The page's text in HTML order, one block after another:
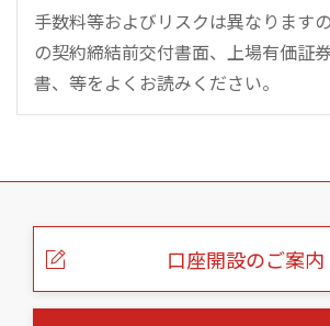
手数料等およびリスクは異なります
の契約締結前交付書面、上場有価証
書、等をよくお読みください。
こ
口座開設のご案内